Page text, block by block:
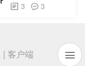
3 3
| 客户端